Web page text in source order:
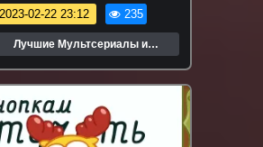
2023-02-22 23:12 235
Лучшие Мультсериалы и